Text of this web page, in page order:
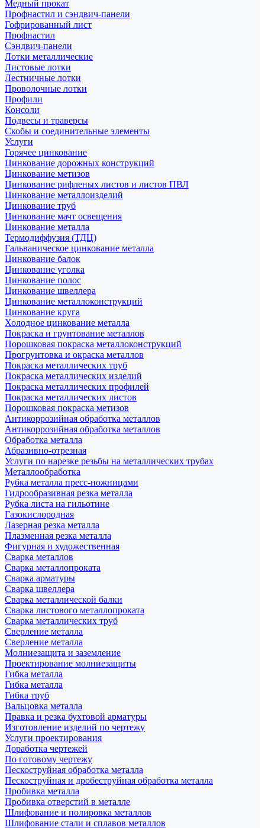
Медный прокат
Профнастил и сэндвич-панели
Гофрированный лист
Профнастил
Сэндвич-панели
Лотки металлические
Листовые лотки
Лестничные лотки
Проволочные лотки
Профили
Консоли
Подвесы и траверсы
Скобы и соединительные элементы
Услуги
Горячее цинкование
Цинкование дорожных конструкций
Цинкование метизов
Цинкование рифленых листов и листов ПВЛ
Цинкование металлоизделий
Цинкование труб
Цинкование мачт освещения
Цинкование металла
Термодиффузия (ТДЦ)
Гальваническое цинкование металла
Цинкование балок
Цинкование уголка
Цинкование полос
Цинкование швеллера
Цинкование металлоконструкций
Цинкование круга
Холодное цинкование металла
Покраска и грунтование металлов
Порошковая покраска металлоконструкций
Прогрунтовка и окраска металлов
Покраска металлических труб
Покраска металлических изделий
Покраска металлических профилей
Покраска металлических листов
Порошковая покраска метизов
Антикоррозийная обработка металлов
Антикоррозийная обработка металлов
Обработка металла
Абразивно-отрезная
Услуги по нарезке резьбы на металлических трубах
Металлообработка
Рубка металла пресс-ножницами
Гидрообразивная резка металла
Рубка листа на гильотине
Газокислородная
Лазерная резка металла
Плазменная резка металла
Фигурная и художественная
Сварка металлов
Сварка металлопроката
Сварка арматуры
Сварка швеллера
Сварка металлической балки
Сварка листового металлопроката
Сварка металлических труб
Сверление металла
Сверление металла
Молниезащита и заземление
Проектирование молниезащиты
Гибка металла
Гибка металла
Гибка труб
Вальцовка металла
Правка и резка бухтовой арматуры
Изготовление изделий по чертежу
Услуги проектирования
Доработка чертежей
По готовому чертежу
Пескоструйная обработка металла
Пескоструйная и дробеструйная обработка металла
Пробивка металла
Пробивка отверстий в металле
Шлифование и полировка металлов
Шлифование стали и сплавов металлов